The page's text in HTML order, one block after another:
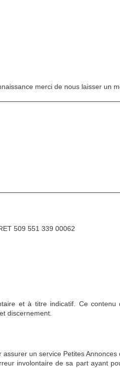
merci de nous laisser un
509 551 339 00062
et à titre indicatif. Ce
discernement.
un service Petites
involontaire de sa part ayant